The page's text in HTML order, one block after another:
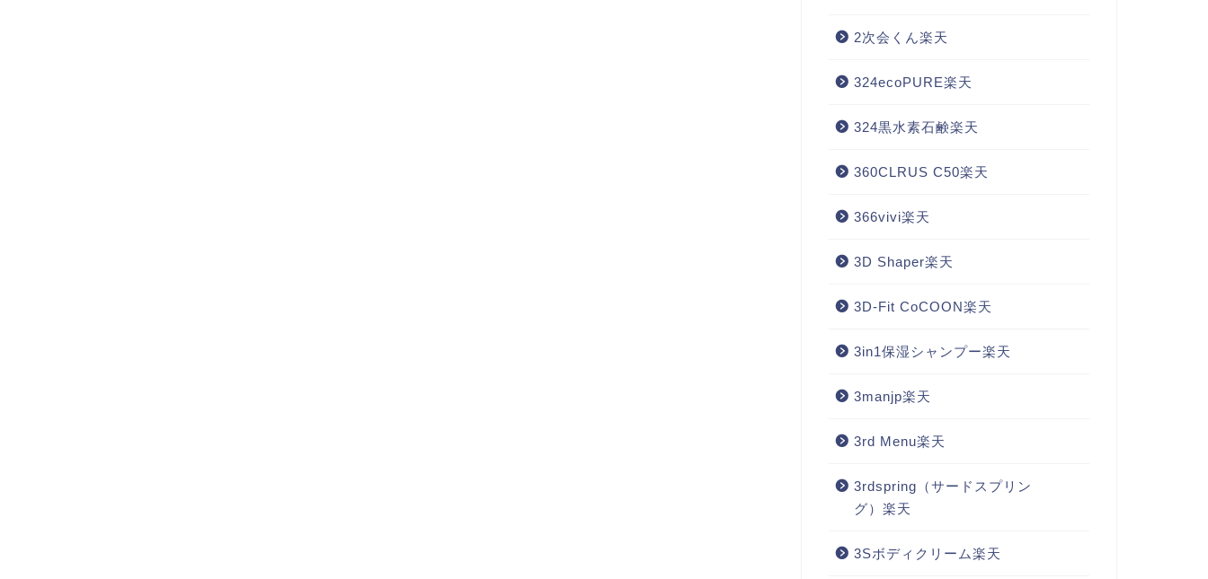
2次会くん楽天
324ecoPURE楽天
324黒水素石鹸楽天
360CLRUS C50楽天
366vivi楽天
3D Shaper楽天
3D-Fit CoCOON楽天
3in1保湿シャンプー楽天
3manjp楽天
3rd Menu楽天
3rdspring（サードスプリン
グ）楽天
3Sボディクリーム楽天